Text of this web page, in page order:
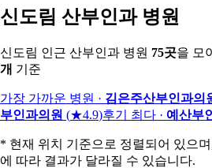
신도림 산부인과 병원
신도림 인근 산부인과 병원 75곳을 모
개 기준
가장 가까운 병원 · 김은주산부인과의
부인과의원 (★4.9)후기 최다 · 예산부
* 현재 위치 기준으로 정렬되어 있으
에 따라 결과가 달라질 수 있습니다.